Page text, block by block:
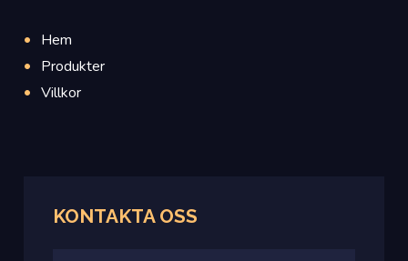
Hem
Produkter
Villkor
KONTAKTA OSS